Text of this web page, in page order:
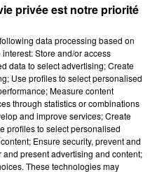
GRIÈVEMENT
piégée dans
avec un poids
la jeune femme
privée est notre priorité
data processing based on
Store and/or access
data to select advertising; Create
Use profiles to select personalised
Measure content
through statistics or combinations
and improve services; Create
profiles to select personalised
Ensure security, prevent and
present advertising and content;
These technologies may